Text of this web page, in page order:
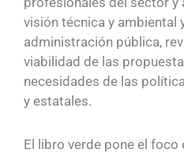
visión técnica y ambiental
administración pública,
viabilidad de las
necesidades de las
y estatales.
El libro verde pone el foco